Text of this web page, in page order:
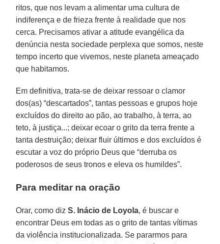
ritos, que nos levam a alimentar uma cultura de
indiferença e de frieza frente à realidade que nos
cerca. Precisamos ativar a atitude evangélica da
denúncia nesta sociedade perplexa que somos, neste
tempo incerto que vivemos, neste planeta ameaçado
que habitamos.
Em definitiva, trata-se de deixar ressoar o clamor
dos(as) “descartados”, tantas pessoas e grupos hoje
excluídos do direito ao pão, ao trabalho, à terra, ao
teto, à justiça...; deixar ecoar o grito da terra frente a
tanta destruição; deixar fluir últimos e dos excluídos é
escutar a voz do próprio Deus que “derruba os
poderosos de seus tronos e eleva os humildes”.
Para meditar na oração
Orar, como dizS. Inácio de Loyola, é buscar e
encontrar Deus em todas as o grito de tantas vítimas
da violência institucionalizada. Se pararmos para